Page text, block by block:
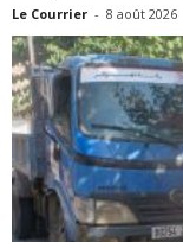
Le Courrier - 8 août 2026